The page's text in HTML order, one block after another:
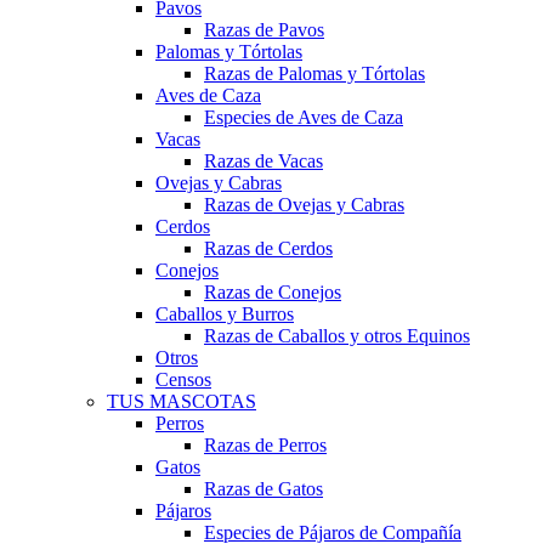
Pavos
Razas de Pavos
Palomas y Tórtolas
Razas de Palomas y Tórtolas
Aves de Caza
Especies de Aves de Caza
Vacas
Razas de Vacas
Ovejas y Cabras
Razas de Ovejas y Cabras
Cerdos
Razas de Cerdos
Conejos
Razas de Conejos
Caballos y Burros
Razas de Caballos y otros Equinos
Otros
Censos
TUS MASCOTAS
Perros
Razas de Perros
Gatos
Razas de Gatos
Pájaros
Especies de Pájaros de Compañía